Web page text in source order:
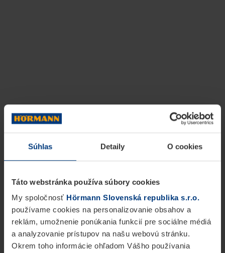
Súhlas Detaily O cookies
Táto webstránka používa súbory cookies
My spoločnosť Hörmann Slovenská republika s.r.o.
používame cookies na personalizovanie obsahov a
reklám, umožnenie ponúkania funkcií pre sociálne médiá
a analyzovanie prístupov na našu webovú stránku.
Okrem toho informácie ohľadom Vášho používania